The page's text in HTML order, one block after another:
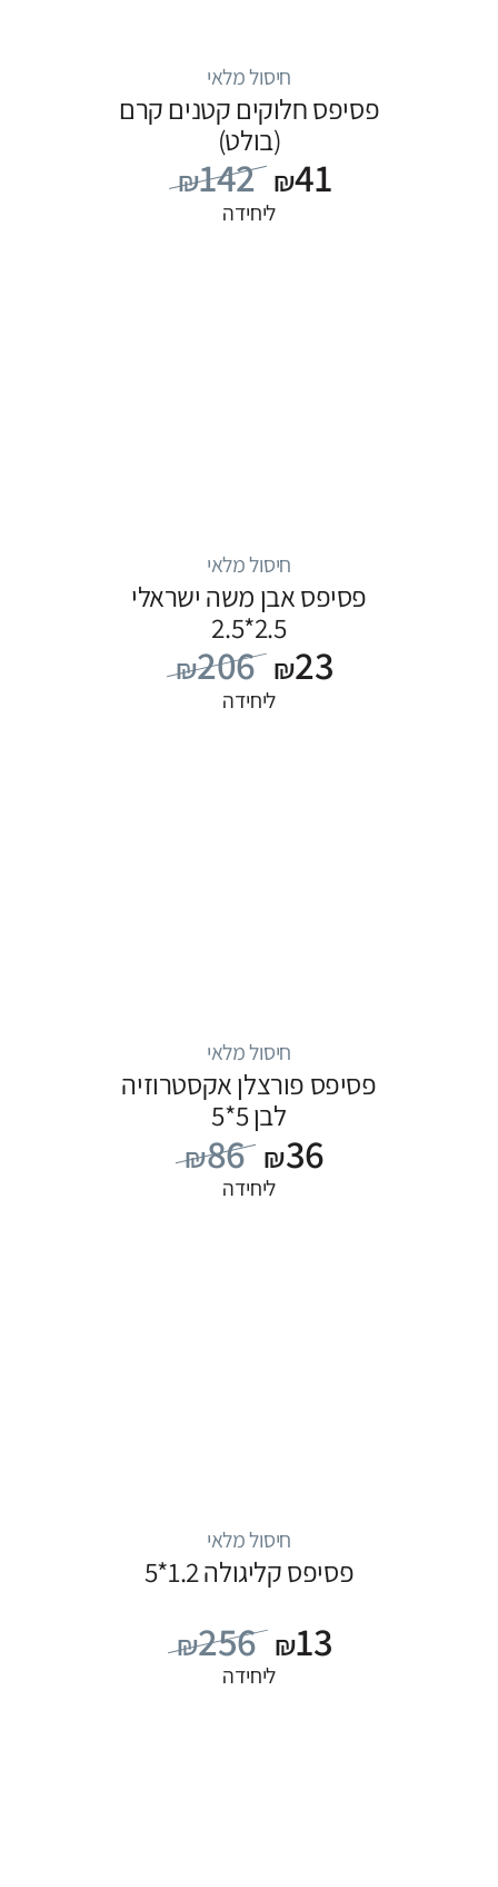
חיסול מלאי
פסיפס חלוקים קטנים קרם
(בולט)
₪142 ₪41
ליחידה
חיסול מלאי
פסיפס אבן משה ישראלי
2.5*2.5
₪206 ₪23
ליחידה
חיסול מלאי
פסיפס פורצלן אקסטרוזיה
לבן 5*5
₪86 ₪36
ליחידה
חיסול מלאי
פסיפס קליגולה 1.2*5
₪256 ₪13
ליחידה